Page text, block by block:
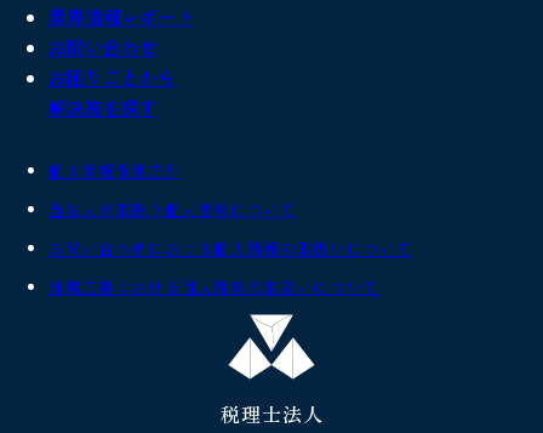
業界情報レポート
お問い合わせ
お困りごとから
解決策を探す
個人情報保護方針
当法人が取扱う個人情報について
お問い合わせにおける個人情報の取扱いについて
採用応募における個人情報の取扱いについて
税理士法人